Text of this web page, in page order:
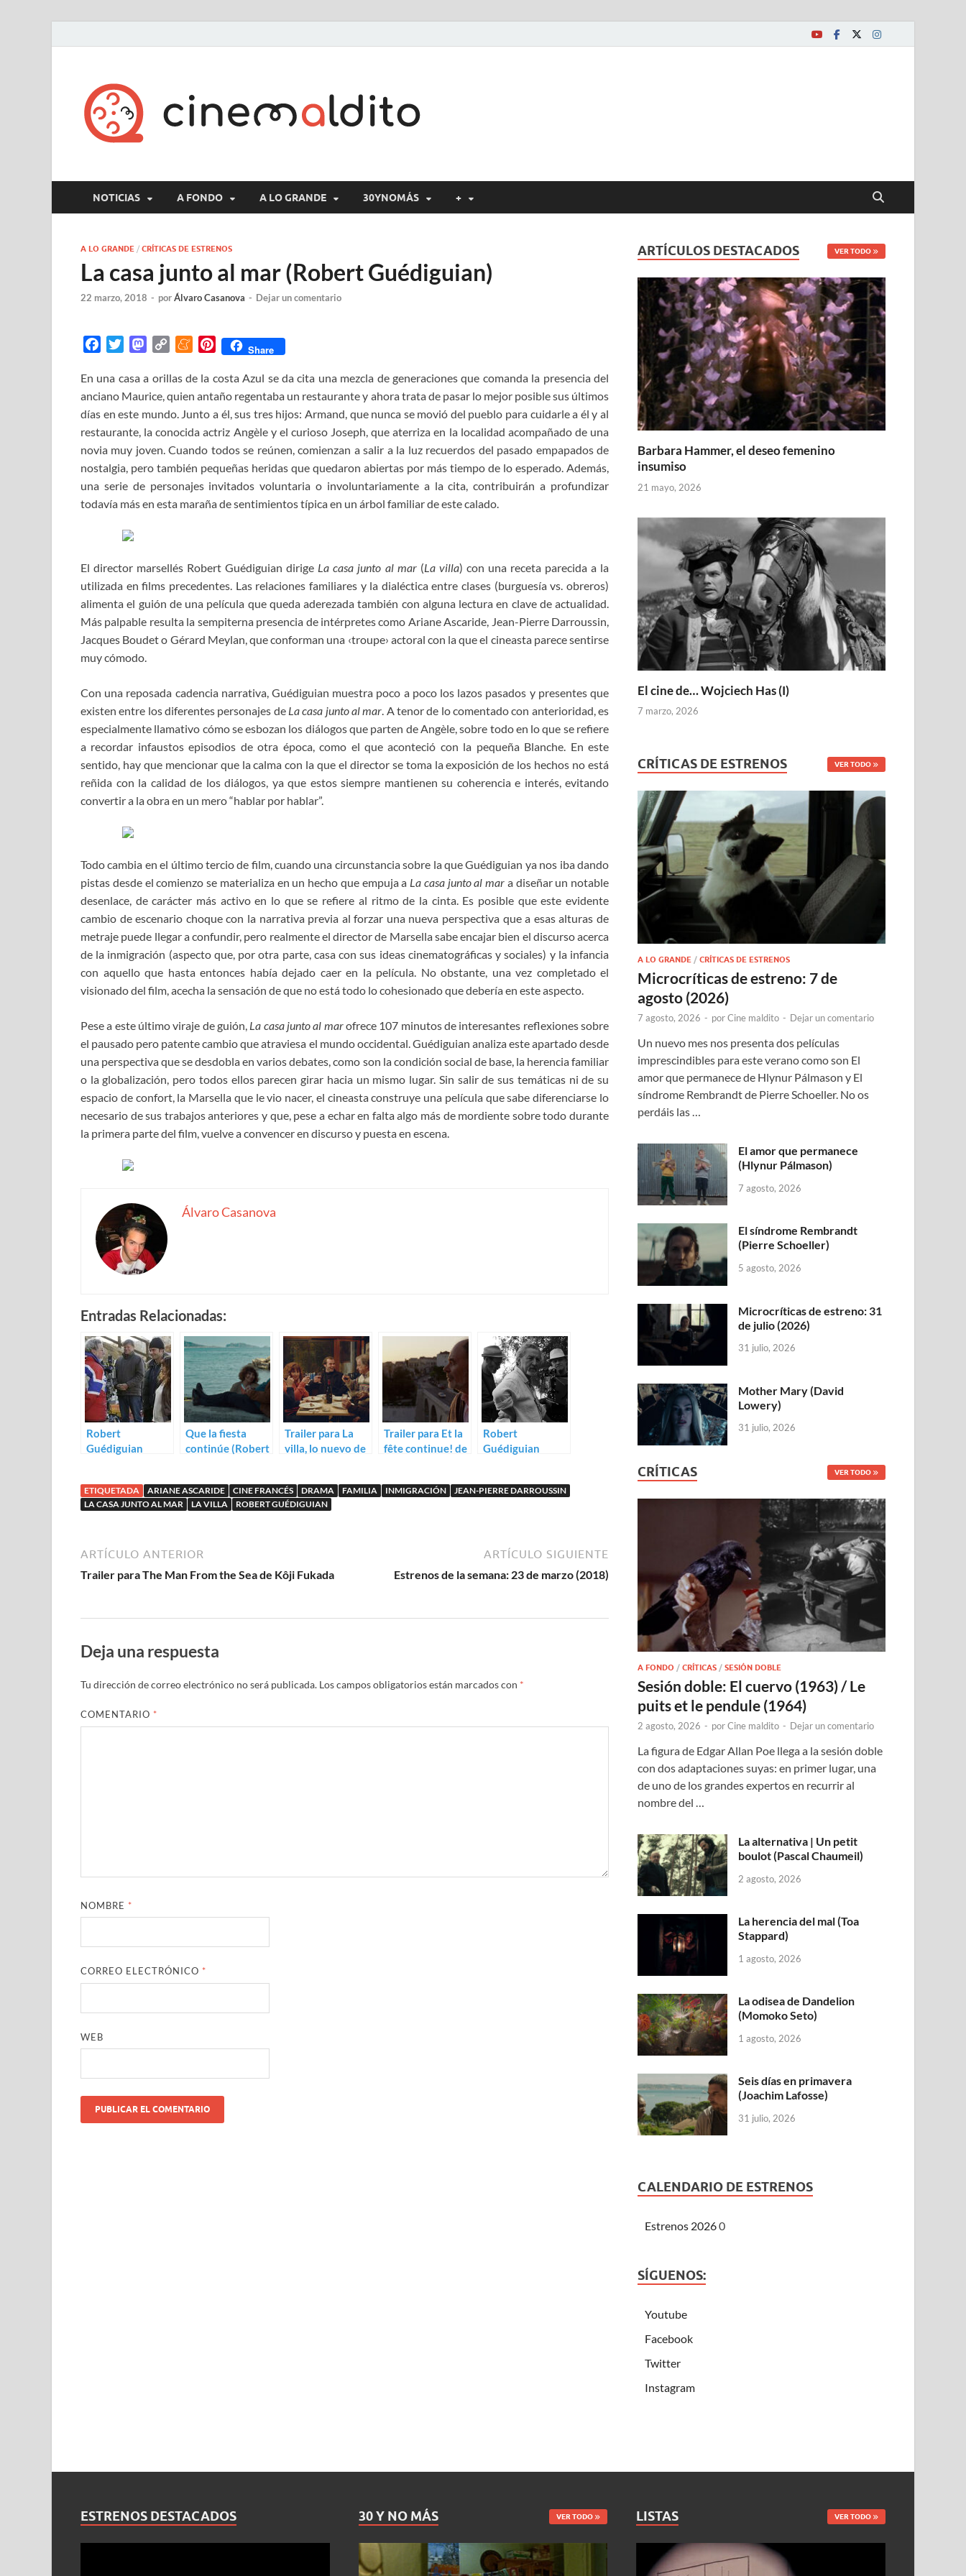
NOTICIAS A FONDO A LO GRANDE 30YNOMÁS +
A LO GRANDE / CRÍTICAS DE ESTRENOS
La casa junto al mar (Robert Guédiguian)
22 marzo, 2018 - porÁlvaro Casanova - Dejar un comentario
c
e
b
o
o
k
i
t
t
e
r
M
s
t
o
d
o
n
p
y
L
i
n
k
M
n
e
a
m
e
P
n
t
e
r
e
s
t
Share
En una casa a orillas de la costa Azul se da cita una mezcla de generaciones que comanda la presencia del
anciano Maurice, quien antaño regentaba un restaurante y ahora trata de pasar lo mejor posible sus últimos
días en este mundo. Junto a él, sus tres hijos: Armand, que nunca se movió del pueblo para cuidarle a él y al
restaurante, la conocida actriz Angèle y el curioso Joseph, que aterriza en la localidad acompañado de una
novia muy joven. Cuando todos se reúnen, comienzan a salir a la luz recuerdos del pasado empapados de
nostalgia, pero también pequeñas heridas que quedaron abiertas por más tiempo de lo esperado. Además,
una serie de personajes invitados voluntaria o involuntariamente a la cita, contribuirán a profundizar
todavía más en esta maraña de sentimientos típica en un árbol familiar de este calado.
El director marsellés Robert Guédiguian dirige La casa junto al mar(La villa) con una receta parecida a la
utilizada en films precedentes. Las relaciones familiares y la dialéctica entre clases (burguesía vs. obreros)
alimenta el guión de una película que queda aderezada también con alguna lectura en clave de actualidad.
Más palpable resulta la sempiterna presencia de intérpretes como Ariane Ascaride, Jean-Pierre Darroussin,
Jacques Boudet o Gérard Meylan, que conforman una ‹troupe› actoral con la que el cineasta parece sentirse
muy cómodo.
Con una reposada cadencia narrativa, Guédiguian muestra poco a poco los lazos pasados y presentes que
existen entre los diferentes personajes de La casa junto al mar. A tenor de lo comentado con anterioridad, es
especialmente llamativo cómo se esbozan los diálogos que parten de Angèle, sobre todo en lo que se refiere
a recordar infaustos episodios de otra época, como el que aconteció con la pequeña Blanche. En este
sentido, hay que mencionar que la calma con la que el director se toma la exposición de los hechos no está
reñida con la calidad de los diálogos, ya que estos siempre mantienen su coherencia e interés, evitando
convertir a la obra en un mero “hablar por hablar”.
Todo cambia en el último tercio de film, cuando una circunstancia sobre la que Guédiguian ya nos iba dando
pistas desde el comienzo se materializa en un hecho que empuja a La casa junto al mar a diseñar un notable
desenlace, de carácter más activo en lo que se refiere al ritmo de la cinta. Es posible que este evidente
cambio de escenario choque con la narrativa previa al forzar una nueva perspectiva que a esas alturas de
metraje puede llegar a confundir, pero realmente el director de Marsella sabe encajar bien el discurso acerca
de la inmigración (aspecto que, por otra parte, casa con sus ideas cinematográficas y sociales) y la infancia
con aquello que hasta entonces había dejado caer en la película. No obstante, una vez completado el
visionado del film, acecha la sensación de que no está todo lo cohesionado que debería en este aspecto.
Pese a este último viraje de guión, La casa junto al marofrece 107 minutos de interesantes reflexiones sobre
el pausado pero patente cambio que atraviesa el mundo occidental. Guédiguian analiza este apartado desde
una perspectiva que se desdobla en varios debates, como son la condición social de base, la herencia familiar
o la globalización, pero todos ellos parecen girar hacia un mismo lugar. Sin salir de sus temáticas ni de su
espacio de confort, la Marsella que le vio nacer, el cineasta construye una película que sabe diferenciarse lo
necesario de sus trabajos anteriores y que, pese a echar en falta algo más de mordiente sobre todo durante
la primera parte del film, vuelve a convencer en discurso y puesta en escena.
Álvaro Casanova
Entradas Relacionadas:
Robert
Guédiguian
Que la fiesta
continúe (Robert
Trailer para La
villa, lo nuevo de
Trailer para Et la
fête continue! de
Robert
Guédiguian
ETIQUETADA ARIANE ASCARIDE CINE FRANCÉS DRAMA FAMILIA INMIGRACIÓN
JEAN-PIERRE DARROUSSIN
LA CASA JUNTO AL MAR
LA VILLA ROBERT GUÉDIGUIAN
ARTÍCULO ANTERIOR
Trailer para The Man From the Sea de Kôji Fukada
ARTÍCULO SIGUIENTE
Estrenos de la semana: 23 de marzo (2018)
Deja una respuesta
Tu dirección de correo electrónico no será publicada. Los campos obligatorios están marcados con *
COMENTARIO *
NOMBRE *
CORREO ELECTRÓNICO *
WEB
ARTÍCULOS DESTACADOS VER TODO
Barbara Hammer, el deseo femenino
insumiso
21 mayo, 2026
El cine de… Wojciech Has (I)
7 marzo, 2026
CRÍTICAS DE ESTRENOS VER TODO
A LO GRANDE /CRÍTICAS DE ESTRENOS
Microcríticas de estreno: 7 de
agosto (2026)
7 agosto, 2026 - porCine maldito - Dejar un comentario
Un nuevo mes nos presenta dos películas
imprescindibles para este verano como son El
amor que permanece de Hlynur Pálmason y El
síndrome Rembrandt de Pierre Schoeller. No os
perdáis las …
El amor que permanece
(Hlynur Pálmason)
7 agosto, 2026
El síndrome Rembrandt
(Pierre Schoeller)
5 agosto, 2026
Microcríticas de estreno: 31
de julio (2026)
31 julio, 2026
Mother Mary (David
Lowery)
31 julio, 2026
CRÍTICAS VER TODO
A FONDO /CRÍTICAS /SESIÓN DOBLE
Sesión doble: El cuervo (1963) / Le
puits et le pendule (1964)
2 agosto, 2026 - porCine maldito - Dejar un comentario
La figura de Edgar Allan Poe llega a la sesión doble
con dos adaptaciones suyas: en primer lugar, una
de uno de los grandes expertos en recurrir al
nombre del …
La alternativa | Un petit
boulot (Pascal Chaumeil)
2 agosto, 2026
La herencia del mal (Toa
Stappard)
1 agosto, 2026
La odisea de Dandelion
(Momoko Seto)
1 agosto, 2026
Seis días en primavera
(Joachim Lafosse)
31 julio, 2026
CALENDARIO DE ESTRENOS
Estrenos 20260
SÍGUENOS:
Youtube
Facebook
Twitter
Instagram
ESTRENOS DESTACADOS 30 Y NO MÁS VER TODO LISTAS VER TODO